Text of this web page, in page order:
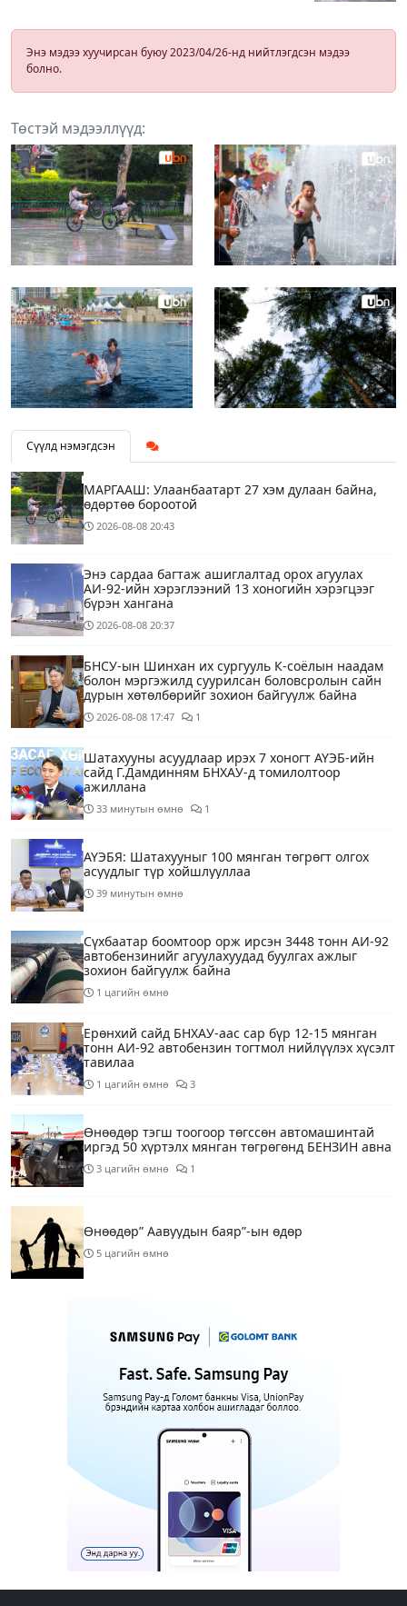
Энэ мэдээ хуучирсан буюу 2023/04/26-нд нийтлэгдсэн мэдээ
болно.
Төстэй мэдээллүүд:
Сүүлд нэмэгдсэн
МАРГААШ: Улаанбаатарт 27 хэм дулаан байна,
өдөртөө бороотой
2026-08-08 20:43
Энэ сардаа багтаж ашиглалтад орох агуулах
АИ-92-ийн хэрэглээний 13 хоногийн хэрэгцээг
бүрэн хангана
2026-08-08 20:37
БНСУ-ын Шинхан их сургууль К-соёлын наадам
болон мэргэжилд суурилсан боловсролын сайн
дурын хөтөлбөрийг зохион байгуулж байна
2026-08-08 17:47 1
Шатахууны асуудлаар ирэх 7 хоногт АҮЭБ-ийн
сайд Г.Дамдинням БНХАУ-д томилолтоор
ажиллана
33 минутын өмнө 1
АҮЭБЯ: Шатахууныг 100 мянган төгрөгт олгох
асуудлыг түр хойшлууллаа
39 минутын өмнө
Сүхбаатар боомтоор орж ирсэн 3448 тонн АИ-92
автобензинийг агуулахуудад буулгах ажлыг
зохион байгуулж байна
1 цагийн өмнө
Ерөнхий сайд БНХАУ-аас сар бүр 12-15 мянган
тонн АИ-92 автобензин тогтмол нийлүүлэх хүсэлт
тавилаа
1 цагийн өмнө 3
Өнөөдөр тэгш тоогоор төгссөн автомашинтай
иргэд 50 хүртэлх мянган төгрөгөнд БЕНЗИН авна
3 цагийн өмнө 1
Өнөөдөр” Аавуудын баяр”-ын өдөр
5 цагийн өмнө
Улаанбаатарт 31 хэм дулаан байна
7 цагийн өмнө
МАРГААШ: Улаанбаатарт 31 хэм дулаан байна
16 цагийн өмнө
Шатахуун дамлан борлуулсан хоёр зөрчлийг
илрүүлэн шалгаж байна
18 цагийн өмнө 3
Энэ сарын 9-13-ныг хүртэлх цаг агаарын